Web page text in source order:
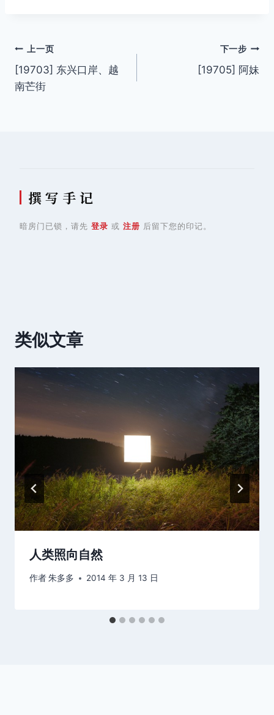
文
章
上一页
[19703] 东兴口岸、越
南芒街
下一步
[19705] 阿妹
撰 写 手 记
暗房门已锁，请先 登录 或 注册 后留下您的印记。
类似文章
人类照向自然
作者朱多多 2014 年 3 月 13 日